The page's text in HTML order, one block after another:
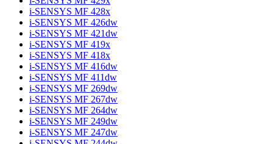
i-SENSYS MF 428x
i-SENSYS MF 426dw
i-SENSYS MF 421dw
i-SENSYS MF 419x
i-SENSYS MF 418x
i-SENSYS MF 416dw
i-SENSYS MF 411dw
i-SENSYS MF 269dw
i-SENSYS MF 267dw
i-SENSYS MF 264dw
i-SENSYS MF 249dw
i-SENSYS MF 247dw